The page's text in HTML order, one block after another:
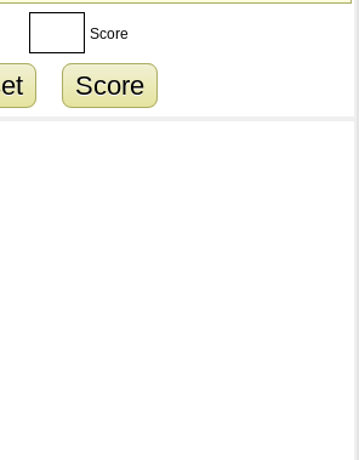
Score
Score